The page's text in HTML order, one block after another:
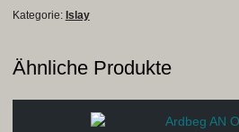
Edition
Kategorie: Islay
Ähnliche Produkte